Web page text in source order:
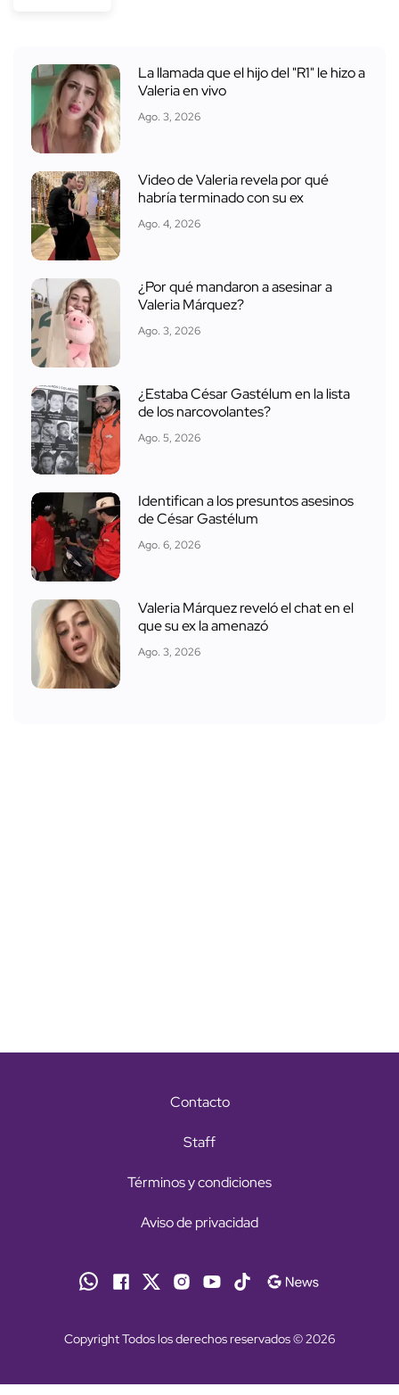
La llamada que el hijo del "R1" le hizo a
Valeria en vivo
Ago. 3, 2026
Video de Valeria revela por qué
habría terminado con su ex
Ago. 4, 2026
¿Por qué mandaron a asesinar a
Valeria Márquez?
Ago. 3, 2026
¿Estaba César Gastélum en la lista
de los narcovolantes?
Ago. 5, 2026
Identifican a los presuntos asesinos
de César Gastélum
Ago. 6, 2026
Valeria Márquez reveló el chat en el
que su ex la amenazó
Ago. 3, 2026
Contacto
Staff
Términos y condiciones
Aviso de privacidad
Copyright Todos los derechos reservados © 2026